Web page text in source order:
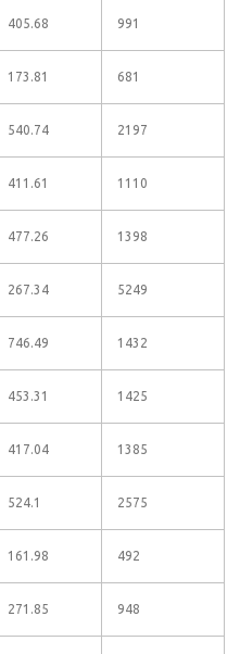
405.68 991
173.81 681
540.74 2197
411.61 1110
477.26 1398
267.34 5249
746.49 1432
453.31 1425
417.04 1385
524.1 2575
161.98 492
271.85 948